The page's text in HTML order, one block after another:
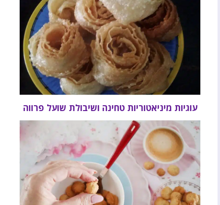
עוגיות מיניאטוריות טחינה ושיבולת שועל פרווה